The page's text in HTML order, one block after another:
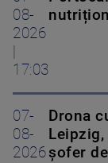
08-
2026
17:03
07-
08-
2026
Drona
șofer